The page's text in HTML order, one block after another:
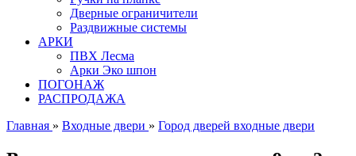
Дверные ограничители
Раздвижные системы
АРКИ
ПВХ Лесма
Арки Эко шпон
ПОГОНАЖ
РАСПРОДАЖА
Главная » Входные двери » Город дверей входные двери